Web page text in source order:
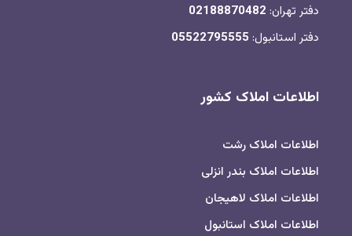
دفتر تهران: 02188870482
دفتر استانبول: 05522795555
اطلاعات املاک کشور
اطلاعات املاک رشت
اطلاعات املاک بندر انزلی
اطلاعات املاک لاهیجان
اطلاعات املاک استانبول